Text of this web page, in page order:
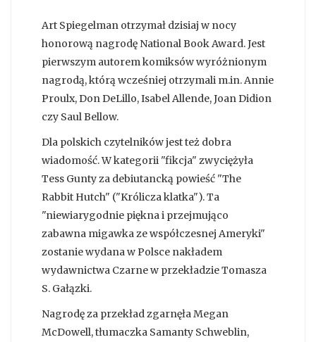
Art Spiegelman otrzymał dzisiaj w nocy
honorową nagrodę National Book Award. Jest
pierwszym autorem komiksów wyróżnionym
nagrodą, którą wcześniej otrzymali m.in. Annie
Proulx, Don DeLillo, Isabel Allende, Joan Didion
czy Saul Bellow.
Dla polskich czytelników jest też dobra
wiadomość. W kategorii "fikcja" zwyciężyła
Tess Gunty za debiutancką powieść "The
Rabbit Hutch" ("Królicza klatka"). Ta
"niewiarygodnie piękna i przejmująco
zabawna migawka ze współczesnej Ameryki"
zostanie wydana w Polsce nakładem
wydawnictwa Czarne w przekładzie Tomasza
S. Gałązki.
Nagrodę za przekład zgarnęła Megan
McDowell, tłumaczka Samanty Schweblin,